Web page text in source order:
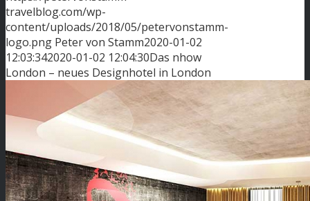
travelblog.com/wp-
content/uploads/2018/05/petervonstamm-
logo.png Peter von Stamm2020-01-02
12:03:342020-01-02 12:04:30Das nhow
London – neues Designhotel in London